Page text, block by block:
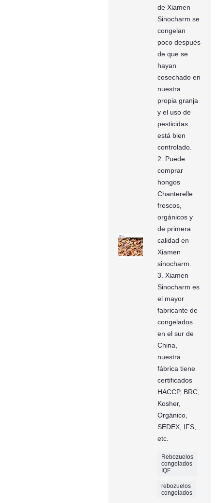
de Xiamen
Sinocharm se
congelan
poco después
de que se
hayan
cosechado en
nuestra
propia granja
y el uso de
pesticidas
está bien
controlado.
2. Puede
comprar
hongos
Chanterelle
frescos,
orgánicos y
de primera
calidad en
Xiamen
sinocharm.
3. Xiamen
Sinocharm es
el mayor
fabricante de
congelados
en el sur de
China,
nuestra
fábrica tiene
certificados
HACCP, BRC,
Kosher,
Orgánico,
SEDEX, IFS,
etc.
Rebozuelos
congelados
IQF
rebozuelos
congelados